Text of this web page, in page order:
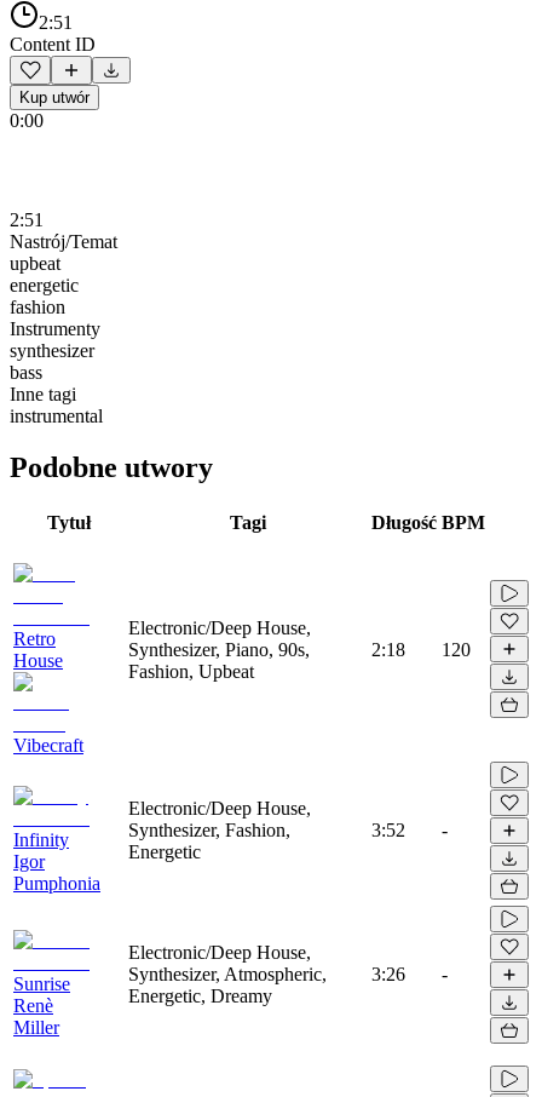
2:51
Content ID
Kup utwór
0:00
2:51
Nastrój/Temat
upbeat
energetic
fashion
Instrumenty
synthesizer
bass
Inne tagi
instrumental
Podobne utwory
Tytuł Tagi Długość BPM
Retro
House
Vibecraft
Electronic/Deep House,
Synthesizer, Piano, 90s,
Fashion, Upbeat
2:18 120
Infinity
Igor
Pumphonia
Electronic/Deep House,
Synthesizer, Fashion,
Energetic
3:52 -
Sunrise
Renè
Miller
Electronic/Deep House,
Synthesizer, Atmospheric,
Energetic, Dreamy
3:26 -